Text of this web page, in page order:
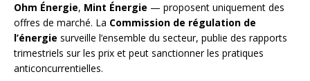
Ohm Énergie, Mint Énergie — proposent uniquement des
offres de marché. La Commission de régulation de
l’énergie surveille l’ensemble du secteur, publie des rapports
trimestriels sur les prix et peut sanctionner les pratiques
anticoncurrentielles.